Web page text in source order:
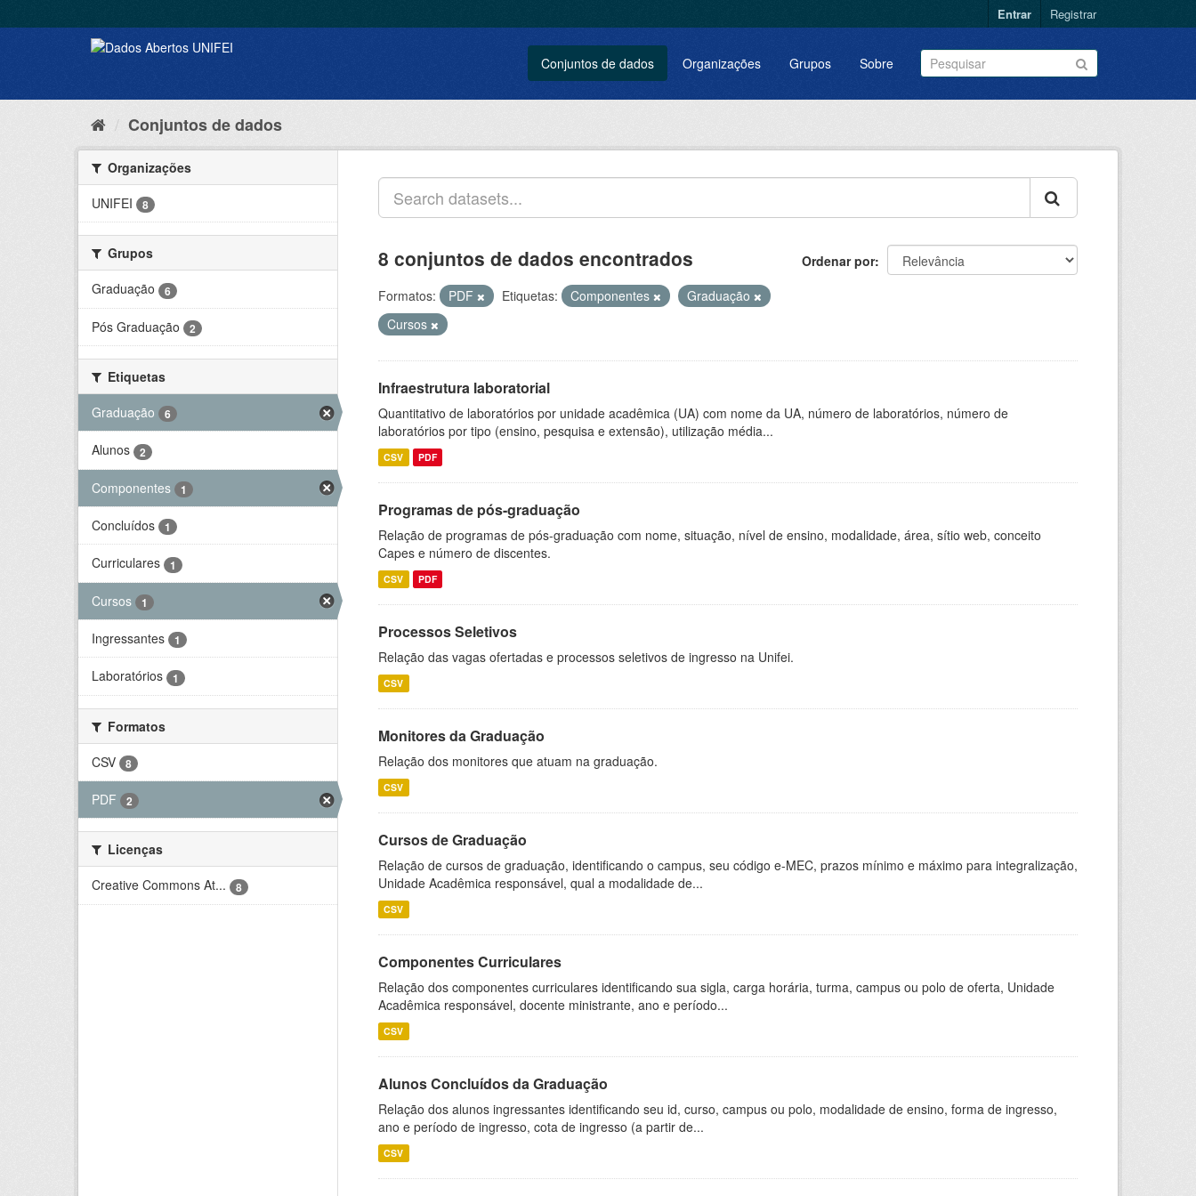
Entrar Registrar
Conjuntos de dados Organizações Grupos Sobre
Conjuntos de dados
Organizações
UNIFEI
8
Grupos
Graduação
6
Pós Graduação 2
Etiquetas
Graduação
6
Alunos 2
Componentes 1
Concluídos 1
Curriculares 1
Cursos 1
Ingressantes 1
Laboratórios 1
Formatos
CSV
8
PDF 2
Licenças
Creative Commons At...
8
Ordenar por
8 conjuntos de dados encontrados
Formatos: PDF Etiquetas: Componentes
Graduação
Cursos
Infraestrutura laboratorial
Quantitativo de laboratórios por unidade acadêmica (UA) com nome da UA, número de laboratórios, número de
laboratórios por tipo (ensino, pesquisa e extensão), utilização média...
CSV PDF
Programas de pós-graduação
Relação de programas de pós-graduação com nome, situação, nível de ensino, modalidade, área, sítio web, conceito
Capes e número de discentes.
CSV PDF
Processos Seletivos
Relação das vagas ofertadas e processos seletivos de ingresso na Unifei.
CSV
Monitores da Graduação
Relação dos monitores que atuam na graduação.
CSV
Cursos de Graduação
Relação de cursos de graduação, identificando o campus, seu código e-MEC, prazos mínimo e máximo para integralização,
Unidade Acadêmica responsável, qual a modalidade de...
CSV
Componentes Curriculares
Relação dos componentes curriculares identificando sua sigla, carga horária, turma, campus ou polo de oferta, Unidade
Acadêmica responsável, docente ministrante, ano e período...
CSV
Alunos Concluídos da Graduação
Relação dos alunos ingressantes identificando seu id, curso, campus ou polo, modalidade de ensino, forma de ingresso,
ano e período de ingresso, cota de ingresso (a partir de...
CSV